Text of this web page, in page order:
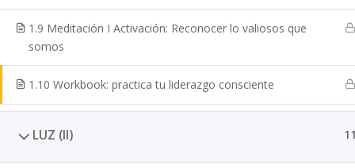
1.9 Meditación I Activación: Reconocer lo valiosos que
somos
1.10 Workbook: practica tu liderazgo consciente
LUZ (II) 11